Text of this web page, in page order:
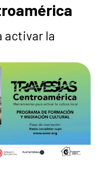
activar la